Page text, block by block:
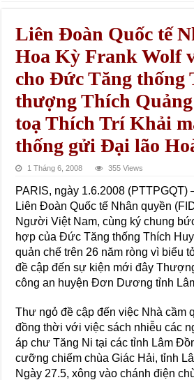
Liên Đoàn Quốc tế
Hoa Kỳ Frank Wolf
cho Đức Tăng thống
thượng Thích
toạ Thích Trí Khải
thống gửi Đại lão
1 Tháng 6, 2008 355 Views
PARIS, ngày 1.6.2008
Liên Đoàn Quốc tế Nhân quyền
Người Việt Nam, cùng ký chung
hợp của Đức Tăng thống Thích
quản chế trên 26 năm ròng vì biểu
đề cập đến sự kiện mới đây
công an huyện Đơn Dương tỉnh
Thư ngỏ đề cập đến việc Nhà cầm
đồng thời với việc sách nhiễu các
áp chư Tăng Ni tại các tỉnh Lâm
cưỡng chiếm chùa Giác Hải, tỉnh
Ngày 27.5, xông vào chánh điện